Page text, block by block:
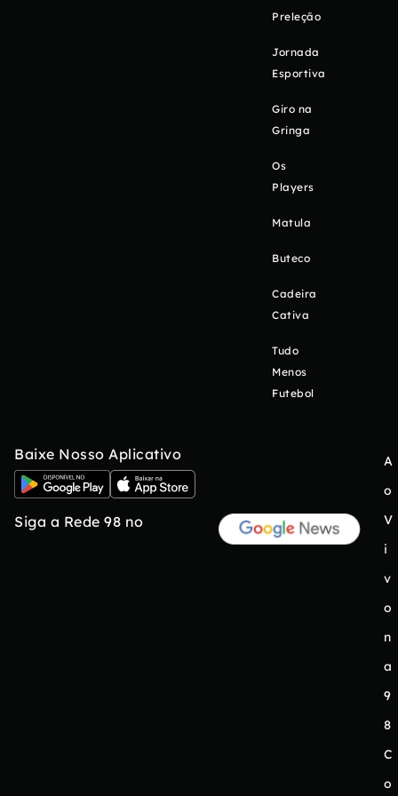
Preleção
Jornada
Esportiva
Giro na
Gringa
Os
Players
Matula
Buteco
Cadeira
Cativa
Tudo
Menos
Futebol
Baixe Nosso Aplicativo
Siga a Rede 98 no
A
o
V
i
v
o
n
a
9
8
C
o